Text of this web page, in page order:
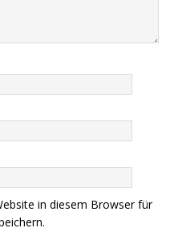
in diesem Browser für